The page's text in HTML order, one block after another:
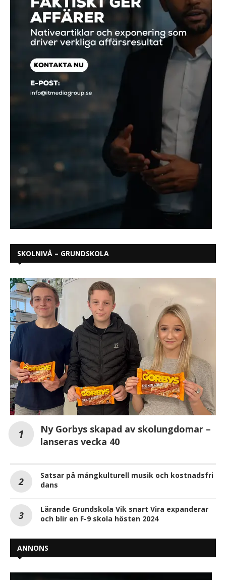
SKOLNIVÅ – GRUNDSKOLA
Ny Gorbys skapad av skolungdomar –
lanseras vecka 40
Satsar på mångkulturell musik och kostnadsfri
dans
Lärande Grundskola Vik snart Vira expanderar
och blir en F-9 skola hösten 2024
ANNONS